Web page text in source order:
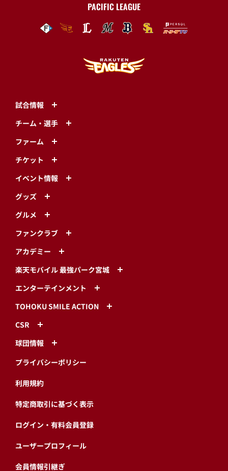
PACIFIC LEAGUE
試合情報
チーム・選手
ファーム
チケット
イベント情報
グッズ
グルメ
ファンクラブ
アカデミー
楽天モバイル 最強パーク宮城
エンターテインメント
TOHOKU SMILE ACTION
CSR
球団情報
プライバシーポリシー
利用規約
特定商取引に基づく表示
ログイン・有料会員登録
ユーザープロフィール
会員情報引継ぎ